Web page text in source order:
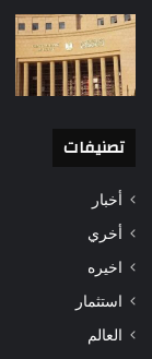
تصنيفات
أخبار
أخري
اخيره
استثمار
العالم